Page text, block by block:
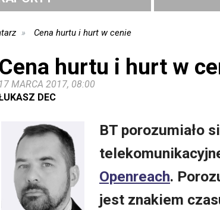
Cena hurtu i hurt w cenie
Cena hurtu i hurt w
17 MARCA 2017, 08:00
DEC
BT porozumiało
Openreach.
jest znakiem